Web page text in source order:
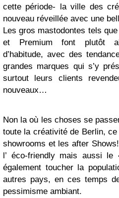
cette période- la ville des
nouveau réveillée avec une
Les gros mastodontes tels
et Premium font plutôt
d’habitude, avec des
grandes marques qui s’y
surtout leurs clients
nouveaux…
Non la où les choses se
toute la créativité de Berlin,
showrooms et les after
l’ éco-friendly mais aussi
également toucher la
autres pays, en ces temps
pessimisme ambiant.